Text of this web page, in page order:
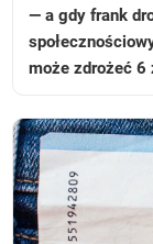
— a gdy frank
może zdrożeć 6